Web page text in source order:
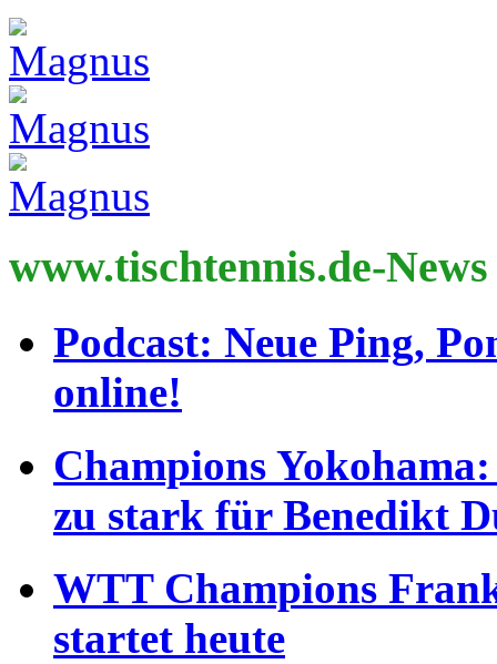
www.tischtennis.de-News
Podcast: Neue Ping,
online!
Champions
zu stark für Benedikt
WTT Champions
startet heute